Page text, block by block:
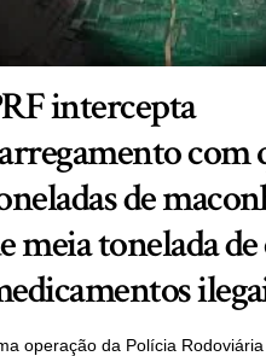
intercepta
com
de
meia tonelada
operação da Polícia